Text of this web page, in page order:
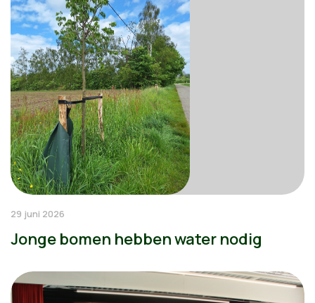
29 juni 2026
Jonge bomen hebben water nodig